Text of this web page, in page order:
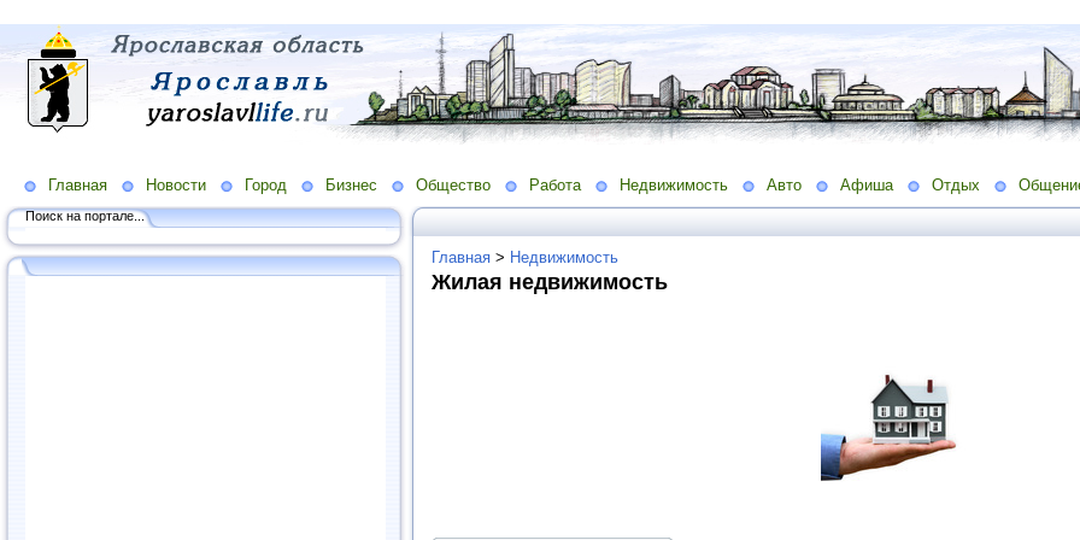
Главная Новости Город Бизнес Общество Работа Недвижимость Авто Афиша Отдых
Поиск на портале...
Главная > Недвижимость
Жилая недвижимость